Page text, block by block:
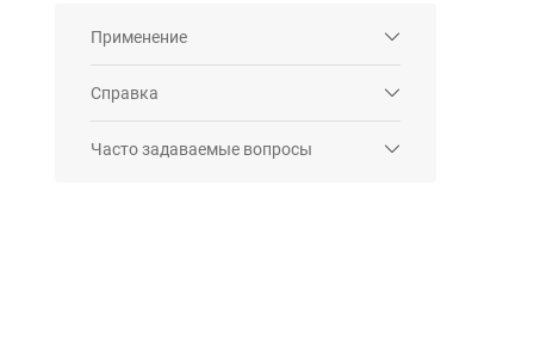
Применение
Справка
Часто задаваемые вопросы